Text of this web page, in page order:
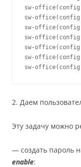
sw-
sw-
sw-
sw-
sw-
sw-
sw-
2. Даем
Эту задачу можно
— создать пароль
enable: